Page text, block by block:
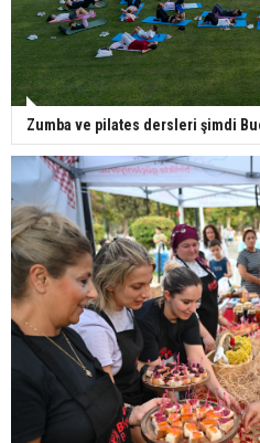
Zumba ve pilates dersleri şimdi